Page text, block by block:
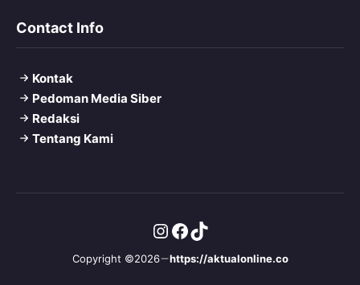
Contact Info
Kontak
Pedoman Media Siber
Redaksi
Tentang Kami
Copyright ©2026 https://aktualonline.co
Instagram
Facebook
TikTok